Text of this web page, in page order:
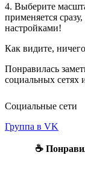
4. Выберите
применяется
настройками!
Как видите,
Понравилась
социальных сетях
Социальные сети
Группа в VK
☕